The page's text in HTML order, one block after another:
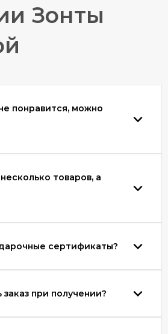
Зонты
понравится, можно
товаров, а
сертификаты?
при получении?